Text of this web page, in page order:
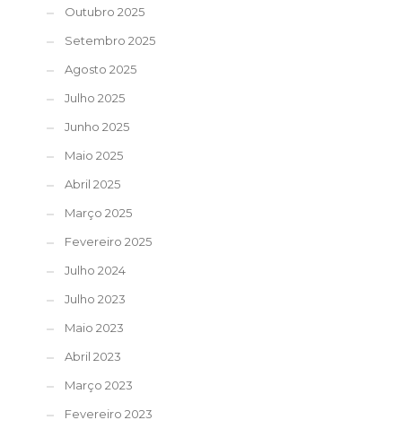
Outubro 2025
Setembro 2025
Agosto 2025
Julho 2025
Junho 2025
Maio 2025
Abril 2025
Março 2025
Fevereiro 2025
Julho 2024
Julho 2023
Maio 2023
Abril 2023
Março 2023
Fevereiro 2023